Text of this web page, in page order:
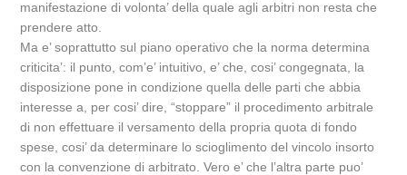
manifestazione di volonta’ della quale agli arbitri non resta che
prendere atto.
Ma e’ soprattutto sul piano operativo che la norma determina
criticita’: il punto, com’e’ intuitivo, e’ che, cosi’ congegnata, la
disposizione pone in condizione quella delle parti che abbia
interesse a, per cosi’ dire, “stoppare” il procedimento arbitrale
di non effettuare il versamento della propria quota di fondo
spese, cosi’ da determinare lo scioglimento del vincolo insorto
con la convenzione di arbitrato. Vero e’ che l’altra parte puo’